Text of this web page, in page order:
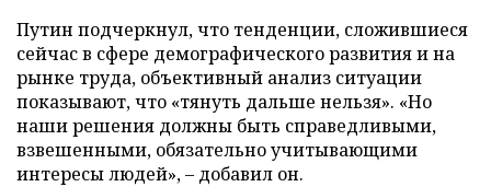
Путин подчеркнул, что тенденции, сложившиеся
сейчас в сфере демографического развития и на
рынке труда, объективный анализ ситуации
показывают, что «тянуть дальше нельзя». «Но
наши решения должны быть справедливыми,
взвешенными, обязательно учитывающими
интересы людей», – добавил он.